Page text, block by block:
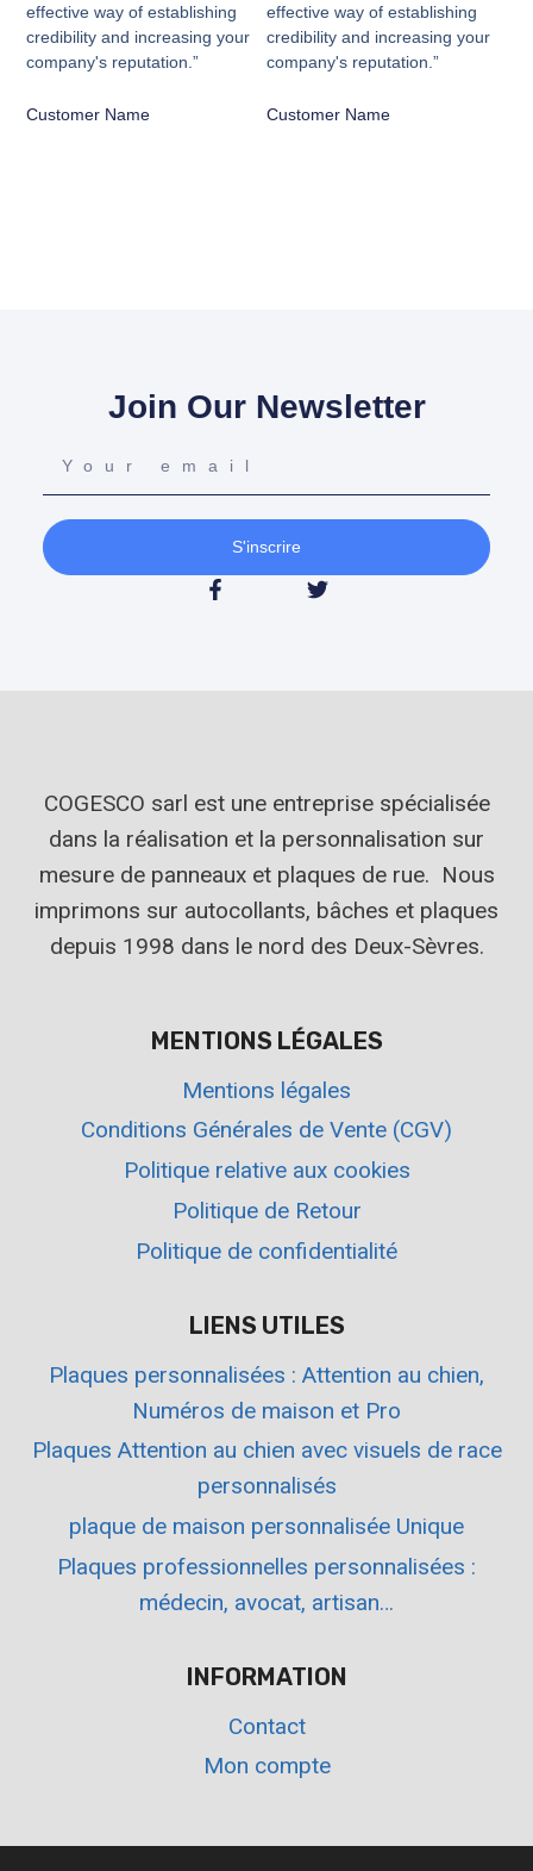
effective way of establishing
credibility and increasing your
company's reputation.”
Customer Name
effective way of establishing
credibility and increasing your
company's reputation.”
Customer Name
Join Our Newsletter
S'inscrire
COGESCO sarl est une entreprise spécialisée
dans la réalisation et la personnalisation sur
mesure de panneaux et plaques de rue. Nous
imprimons sur autocollants, bâches et plaques
depuis 1998 dans le nord des Deux-Sèvres.
MENTIONS LÉGALES
Mentions légales
Conditions Générales de Vente (CGV)
Politique relative aux cookies
Politique de Retour
Politique de confidentialité
LIENS UTILES
Plaques personnalisées : Attention au chien,
Numéros de maison et Pro
Plaques Attention au chien avec visuels de race
personnalisés
plaque de maison personnalisée Unique
Plaques professionnelles personnalisées :
médecin, avocat, artisan…
INFORMATION
Contact
Mon compte